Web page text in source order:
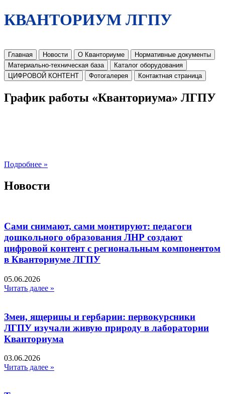
КВАНТОРИУМ ЛГПУ
Главная Новости О Кванториуме
Нормативные документы
Материально-техническая база
Каталог оборудования
ЦИФРОВОЙ КОНТЕНТ
Фотогалерея Контактная страница
График работы «Кванториума» ЛГПУ
Подробнее »
Новости
Сами снимают, сами монтируют: педагоги
дошкольного образования ЛНР создают
цифровой контент с региональным компонентом
в Кванториуме ЛГПУ​
05.06.2026
Читать далее »
Змеи, ящерицы и гербарии: первокурсники
ЛГПУ изучали живую природу в лаборатории
Кванториума
03.06.2026
Читать далее »